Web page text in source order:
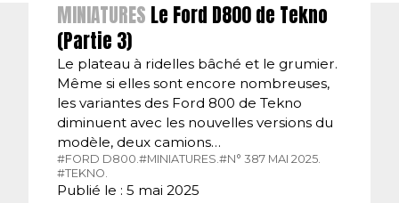
MINIATURES Le Ford D800 de Tekno
(Partie 3)
Le plateau à ridelles bâché et le grumier.
Même si elles sont encore nombreuses,
les variantes des Ford 800 de Tekno
diminuent avec les nouvelles versions du
modèle, deux camions…
#FORD D800.#MINIATURES.#N° 387 MAI 2025.
#TEKNO.
Publié le : 5 mai 2025